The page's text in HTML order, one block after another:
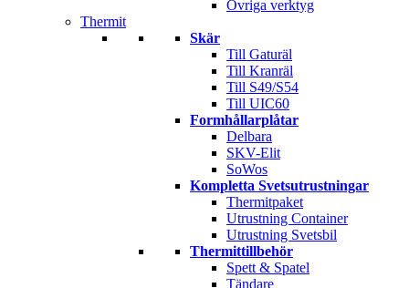
Övriga verktyg
Thermit
Skär
Till Gaturäl
Till Kranräl
Till S49/S54
Till UIC60
Formhållarplåtar
Delbara
SKV-Elit
SoWos
Kompletta Svetsutrustningar
Thermitpaket
Utrustning Container
Utrustning Svetsbil
Thermittillbehör
Spett & Spatel
Tändare